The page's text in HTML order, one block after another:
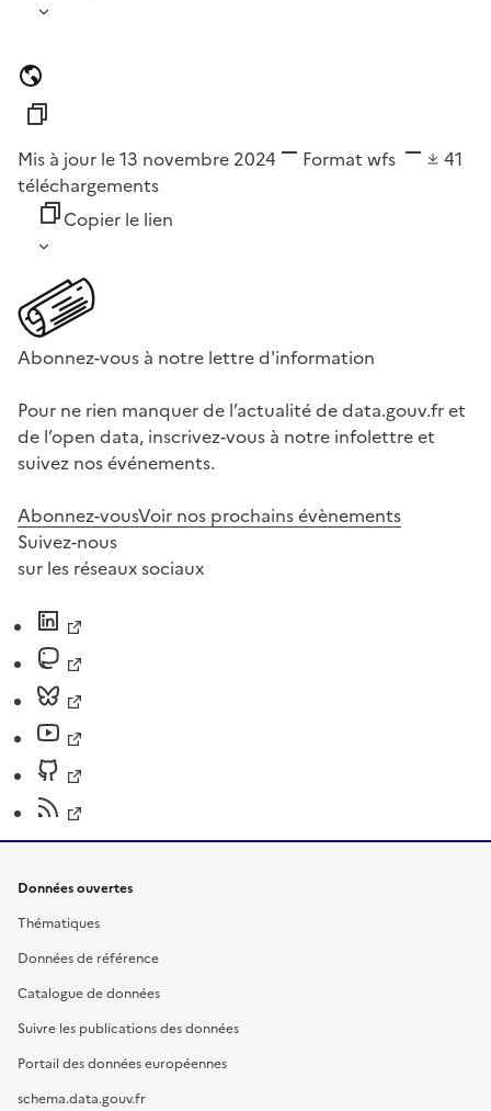
Mis à jour le 13 novembre 2024 Format wfs
41
téléchargements
Copier le lien
Abonnez-vous à notre lettre d'information
Pour ne rien manquer de l’actualité de data.gouv.fr et
de l’open data, inscrivez-vous à notre infolettre et
suivez nos événements.
Abonnez-vousVoir nos prochains évènements
Suivez-nous
sur les réseaux sociaux
Données ouvertes
Thématiques
Données de référence
Catalogue de données
Suivre les publications des données
Portail des données européennes
schema.data.gouv.fr